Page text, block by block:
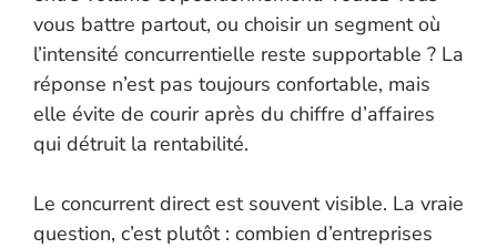
vous battre partout, ou choisir un segment où
l’intensité concurrentielle reste supportable ? La
réponse n’est pas toujours confortable, mais
elle évite de courir après du chiffre d’affaires
qui détruit la rentabilité.
Le concurrent direct est souvent visible. La vraie
question, c’est plutôt : combien d’entreprises